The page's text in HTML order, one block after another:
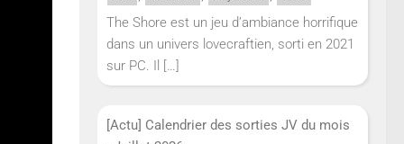
The Shore est un jeu d’ambiance horrifique
dans un univers lovecraftien, sorti en 2021
sur PC. Il […]
[Actu] Calendrier des sorties JV du mois